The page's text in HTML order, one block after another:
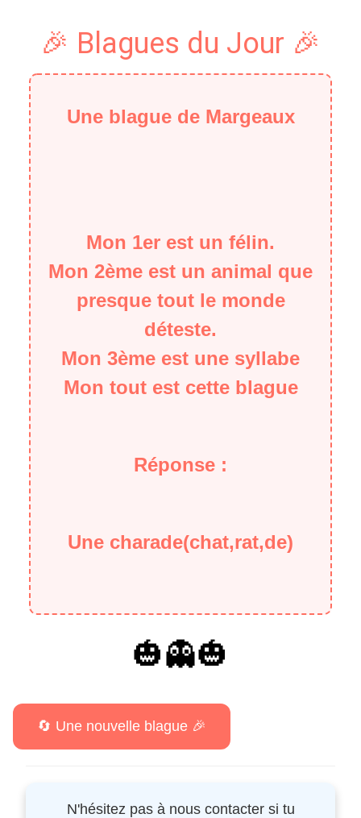
🎉 Blagues du Jour 🎉
Une blague de Margeaux
Mon 1er est un félin.
Mon 2ème est un animal que
presque tout le monde
déteste.
Mon 3ème est une syllabe
Mon tout est cette blague
Réponse :
Une charade(chat,rat,de)
🎃👻🎃
N'hésitez pas à nous contacter si tu